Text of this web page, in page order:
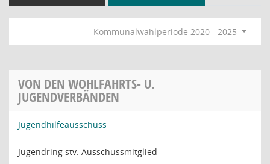
Kommunalwahlperiode 2020 - 2025
VON DEN WOHLFAHRTS- U.
JUGENDVERBÄNDEN
Jugendhilfeausschuss
Jugendring stv. Ausschussmitglied